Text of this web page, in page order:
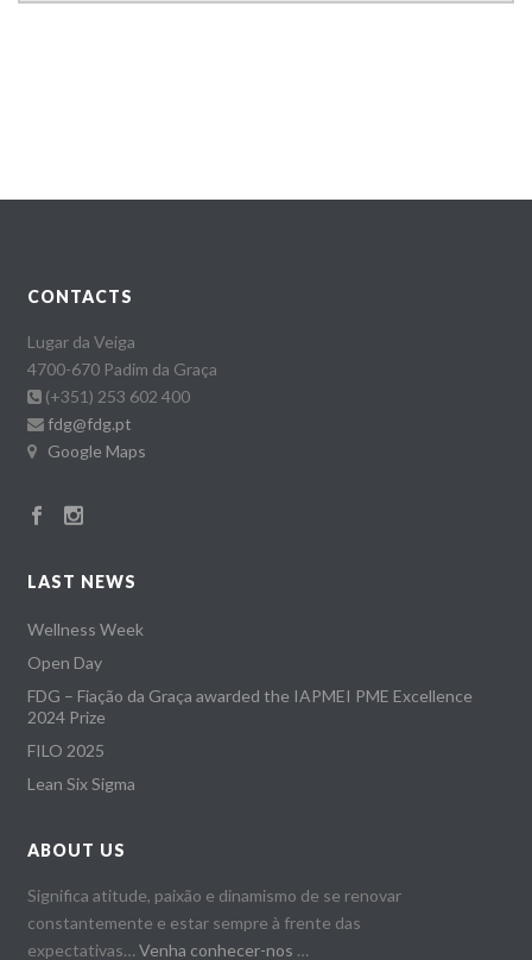
CONTACTS
Lugar da Veiga
4700-670 Padim da Graça
(+351) 253 602 400
fdg@fdg.pt
Google Maps
LAST NEWS
Wellness Week
Open Day
FDG – Fiação da Graça awarded the IAPMEI PME Excellence
2024 Prize
FILO 2025
Lean Six Sigma
ABOUT US
Significa atitude, paixão e dinamismo de se renovar
constantemente e estar sempre à frente das
expectativas… Venha conhecer-nos …